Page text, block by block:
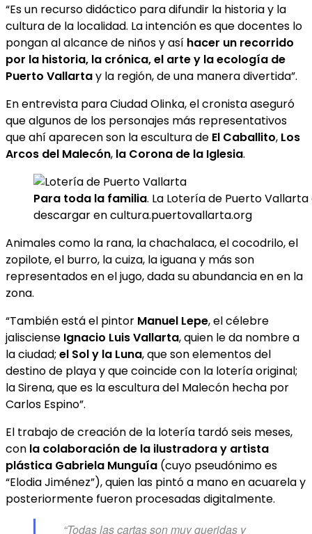
“Es un recurso didáctico para difundir la historia y la
cultura de la localidad. La intención es que docentes lo
pongan al alcance de niños y así hacer un recorrido
por la historia, la crónica, el arte y la ecología de
Puerto Vallartay la región, de una manera divertida”.
En entrevista para Ciudad Olinka, el cronista aseguró
que algunos de los personajes más representativos
que ahí aparecen son la escultura de El Caballito, Los
Arcos del Malecón, la Corona de la Iglesia.
Para toda la familia. La Lotería de Puerto
descargar en cultura.puertovallarta.org
Animales como la rana, la chachalaca, el cocodrilo, el
zopilote, el burro, la cuiza, la iguana y más son
representados en el jugo, dada su abundancia en en la
zona.
“También está el pintor Manuel Lepe, el célebre
jalisciense Ignacio Luis Vallarta, quien le da nombre a
la ciudad; el Sol y la Luna, que son elementos del
destino de playa y que coincide con la lotería original;
la Sirena, que es la escultura del Malecón hecha por
Carlos Espino”.
El trabajo de creación de la lotería tardó seis meses,
con la colaboración de la ilustradora y artista
plástica Gabriela Munguía (cuyo pseudónimo es
“Elodia Jiménez”), quien las pintó a mano en acuarela y
posteriormente fueron procesadas digitalmente.
“Todas las cartas son muy queridas y